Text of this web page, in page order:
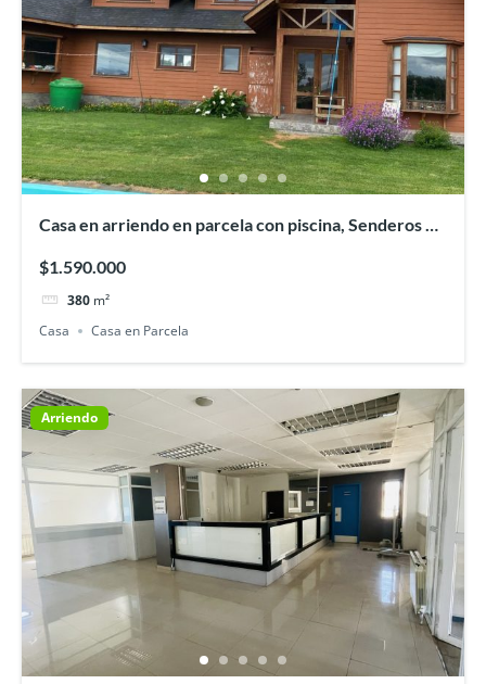
Casa en arriendo en parcela con piscina, Senderos de
$1.590.000
380 m²
Casa
Casa en Parcela
Arriendo